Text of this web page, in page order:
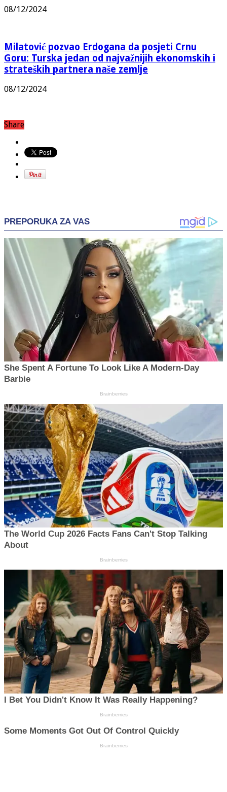
08/12/2024
Milatović pozvao Erdogana da posjeti Crnu
Goru: Turska jedan od najvažnijih ekonomskih i
strateških partnera naše zemlje
08/12/2024
Share